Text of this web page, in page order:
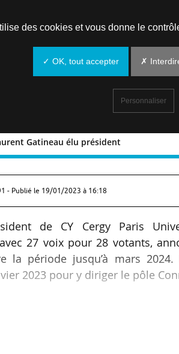
Gatineau élu président
: Laurent Gatineau
- Publié le 19/01/2023 à 16:18
de CY Cergy Paris
27 voix pour 28 votants,
la période jusqu’à mars
2023 pour y diriger le pôle
des cookies et vous donne le
✓ OK, tout accepter ✗
Personnaliser